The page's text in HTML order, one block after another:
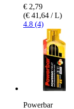
€ 2,79
(€ 41,64 / L)
4.8 (4)
Powerbar